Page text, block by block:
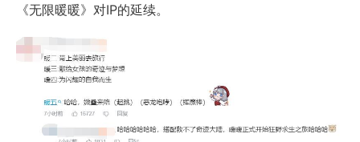
《无限暖暖》对IP的延续。